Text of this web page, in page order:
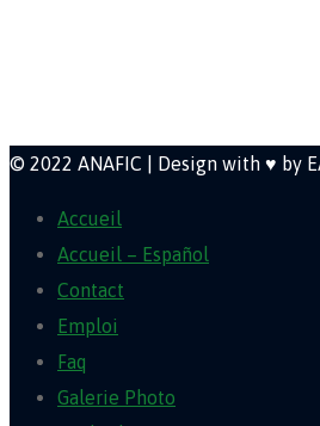
© 2022 ANAFIC | Design with ♥ by
Accueil
Accueil – Español
Contact
Emploi
Faq
Galerie Photo